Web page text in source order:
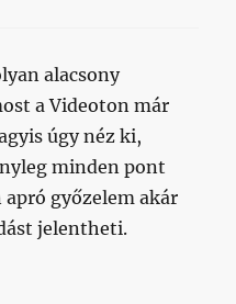
alacsony
a Videoton már
úgy néz ki,
minden pont
győzelem akár
jelentheti.
óta nem volt ilyen